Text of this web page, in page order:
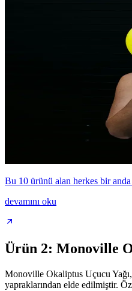
Bu 10 ürünü alan herkes bir
devamını oku
Ürün 2: Monoville
Monoville Okaliptus Uçucu
yapraklarından elde edilmiştir.